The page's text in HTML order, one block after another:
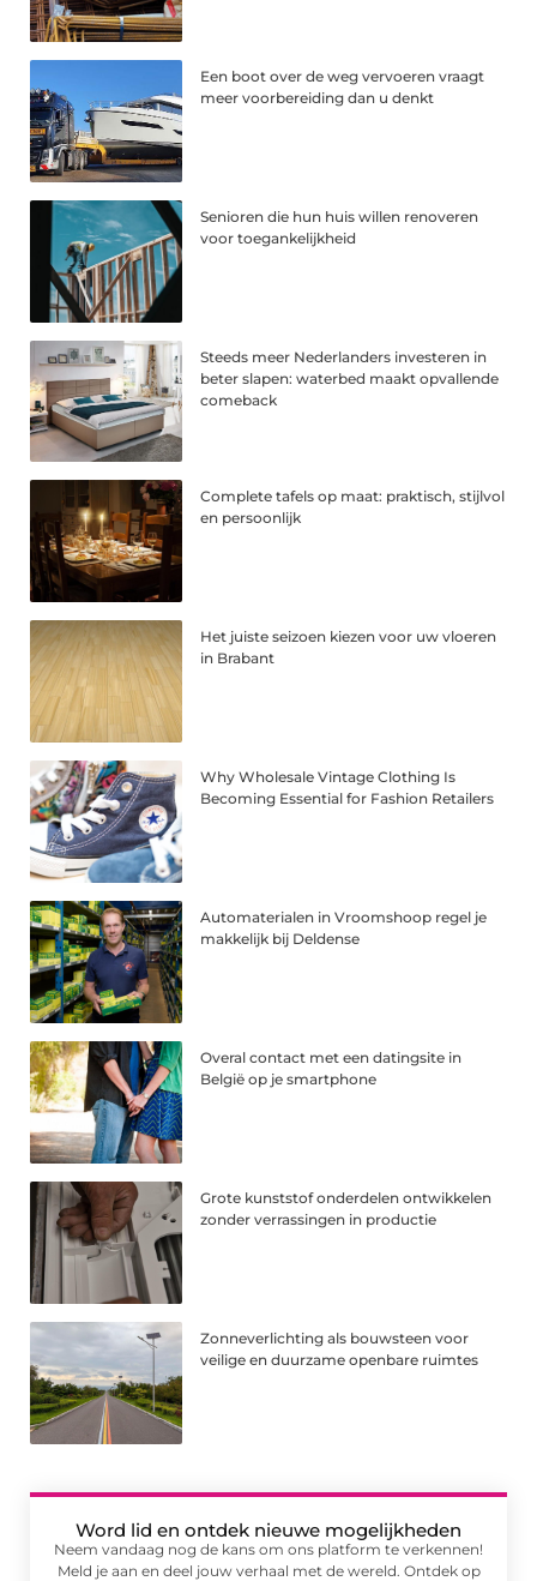
Een boot over de weg vervoeren vraagt
meer voorbereiding dan u denkt
Senioren die hun huis willen renoveren
voor toegankelijkheid
Steeds meer Nederlanders investeren in
beter slapen: waterbed maakt opvallende
comeback
Complete tafels op maat: praktisch, stijlvol
en persoonlijk
Het juiste seizoen kiezen voor uw vloeren
in Brabant
Why Wholesale Vintage Clothing Is
Becoming Essential for Fashion Retailers
Automaterialen in Vroomshoop regel je
makkelijk bij Deldense
Overal contact met een datingsite in
België op je smartphone
Grote kunststof onderdelen ontwikkelen
zonder verrassingen in productie
Zonneverlichting als bouwsteen voor
veilige en duurzame openbare ruimtes
Word lid en ontdek nieuwe mogelijkheden
Neem vandaag nog de kans om ons platform te verkennen!
Meld je aan en deel jouw verhaal met de wereld. Ontdek op